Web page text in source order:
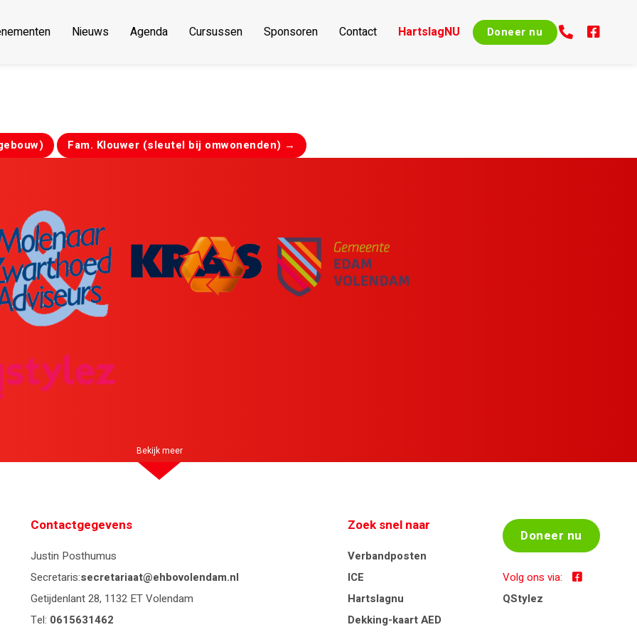
Nieuws Agenda Cursussen Sponsoren Contact HartslagNU Doneer nu
Fam. Klouwer (sleutel bij omwonenden) →
Bekijk meer
Contactgegevens
Justin Posthumus
Secretaris:secretariaat@ehbovolendam.nl
Getijdenlant 28, 1132 ET Volendam
Tel: 0615631462
Zoek snel naar
Verbandposten
ICE
Hartslagnu
Dekking-kaart AED
Doneer nu
Volg ons via:
QStylez